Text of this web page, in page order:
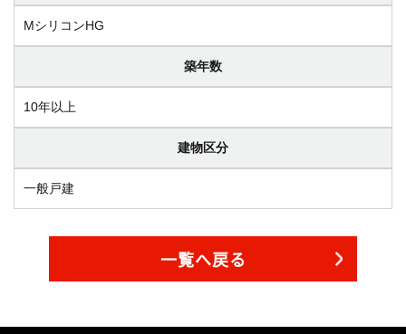
MシリコンHG
築年数
10年以上
建物区分
一般戸建
一覧へ戻る